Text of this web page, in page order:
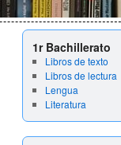
1r Bachillerato
Libros de texto
Libros de lectura
Lengua
Literatura